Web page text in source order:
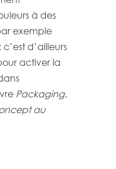
à des
exemple
d’ailleurs
activer la
Packaging,
au